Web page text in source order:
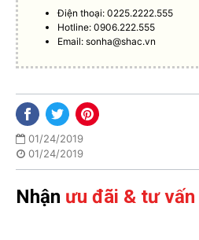
Điện thoại: 0225.2222.555
Hotline: 0906.222.555
Email:sonha@shac.vn
01/24/2019
01/24/2019
Nhận ưu đãi & tư vấn